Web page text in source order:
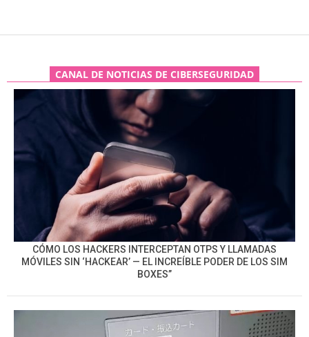
CANAL DE NOTICIAS DE CIBERSEGURIDAD
CÓMO LOS HACKERS INTERCEPTAN OTPS Y LLAMADAS
MÓVILES SIN ‘HACKEAR’ — EL INCREÍBLE PODER DE LOS SIM
BOXES”